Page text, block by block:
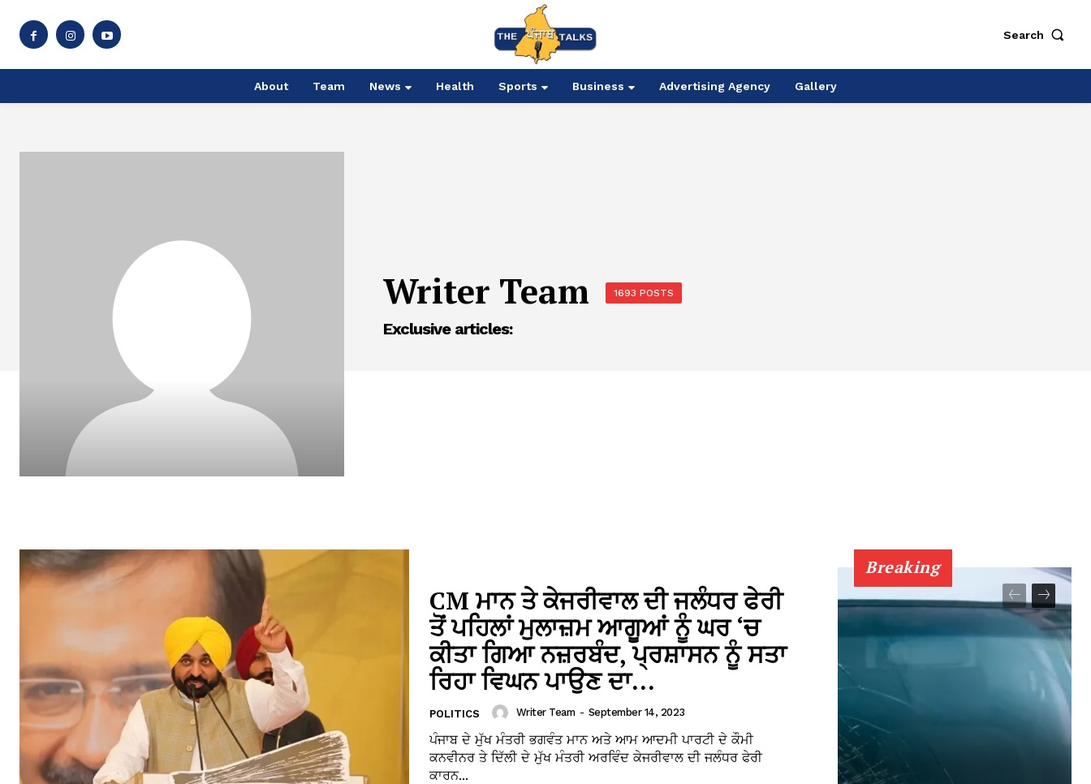
Search
About Team News Health Sports Business Advertising Agency Gallery
Writer Team 1693 POSTS
Exclusive articles:
CM ਮਾਨ ਤੇ ਕੇਜਰੀਵਾਲ ਦੀ ਜਲੰਧਰ ਫੇਰੀ
ਤੋਂ ਪਹਿਲਾਂ ਮੁਲਾਜ਼ਮ ਆਗੂਆਂ ਨੂੰ ਘਰ ‘ਚ
ਕੀਤਾ ਗਿਆ ਨਜ਼ਰਬੰਦ, ਪ੍ਰਸ਼ਾਸਨ ਨੂੰ ਸਤਾ
ਰਿਹਾ ਵਿਘਨ ਪਾਉਣ ਦਾ...
POLITICS Writer Team - September 14, 2023
ਪੰਜਾਬ ਦੇ ਮੁੱਖ ਮੰਤਰੀ ਭਗਵੰਤ ਮਾਨ ਅਤੇ ਆਮ ਆਦਮੀ ਪਾਰਟੀ ਦੇ ਕੌਮੀ
ਕਨਵੀਨਰ ਤੇ ਦਿੱਲੀ ਦੇ ਮੁੱਖ ਮੰਤਰੀ ਅਰਵਿੰਦ ਕੇਜਰੀਵਾਲ ਦੀ ਜਲੰਧਰ ਫੇਰੀ
ਕਾਰਨ...
Breaking